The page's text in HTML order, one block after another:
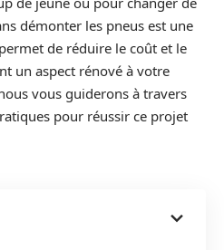
démonter les pneus est une
de réduire le coût et le
un aspect rénové à votre
vous guiderons à travers
pour réussir ce projet